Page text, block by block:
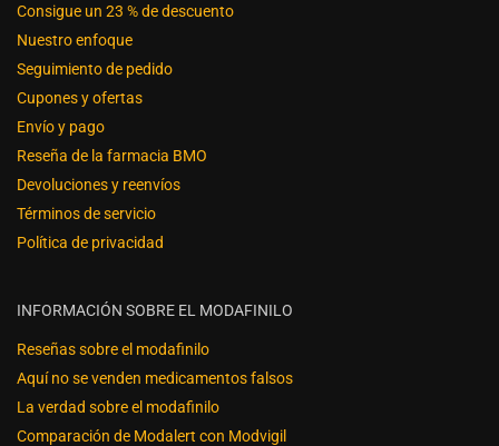
Consigue un 23 % de descuento
Nuestro enfoque
Seguimiento de pedido
Cupones y ofertas
Envío y pago
Reseña de la farmacia BMO
Devoluciones y reenvíos
Términos de servicio
Política de privacidad
INFORMACIÓN SOBRE EL MODAFINILO
Reseñas sobre el modafinilo
Aquí no se venden medicamentos falsos
La verdad sobre el modafinilo
Comparación de Modalert con Modvigil